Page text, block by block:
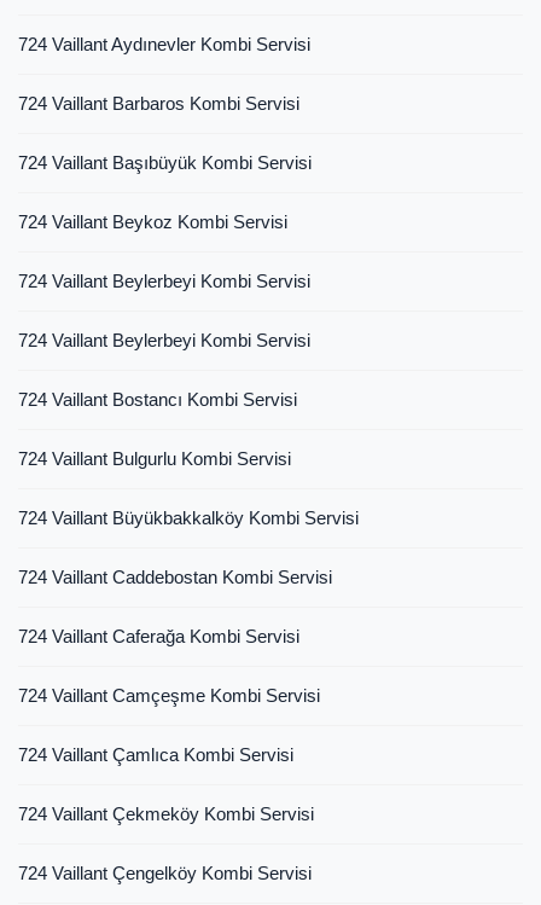
724 Vaillant Aydınevler Kombi Servisi
724 Vaillant Barbaros Kombi Servisi
724 Vaillant Başıbüyük Kombi Servisi
724 Vaillant Beykoz Kombi Servisi
724 Vaillant Beylerbeyi Kombi Servisi
724 Vaillant Beylerbeyi Kombi Servisi
724 Vaillant Bostancı Kombi Servisi
724 Vaillant Bulgurlu Kombi Servisi
724 Vaillant Büyükbakkalköy Kombi Servisi
724 Vaillant Caddebostan Kombi Servisi
724 Vaillant Caferağa Kombi Servisi
724 Vaillant Camçeşme Kombi Servisi
724 Vaillant Çamlıca Kombi Servisi
724 Vaillant Çekmeköy Kombi Servisi
724 Vaillant Çengelköy Kombi Servisi